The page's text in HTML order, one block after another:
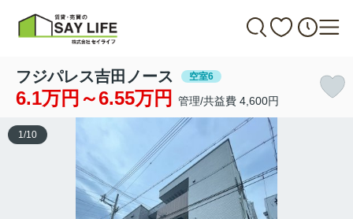
フジパレス吉田ノース 空室6
6.1万円～6.55万円 管理/共益費 4,600円
1 /10